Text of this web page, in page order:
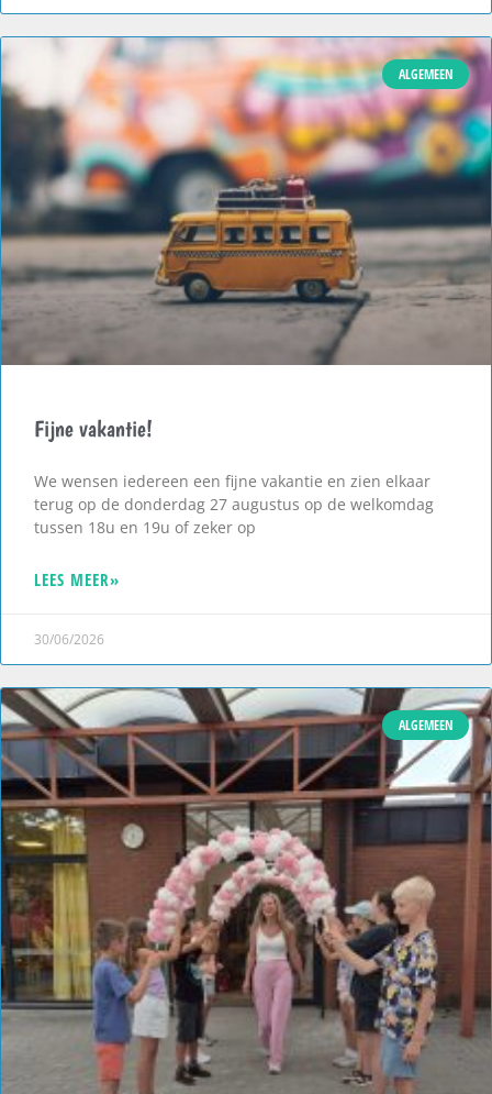
ALGEMEEN
Fijne vakantie!
We wensen iedereen een fijne vakantie en zien elkaar
terug op de donderdag 27 augustus op de welkomdag
tussen 18u en 19u of zeker op
LEES MEER»
30/06/2026
ALGEMEEN